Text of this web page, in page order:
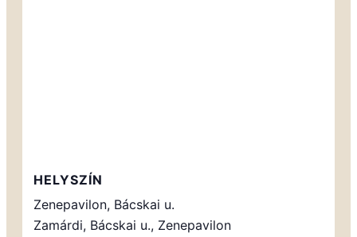
HELYSZÍN
Zenepavilon, Bácskai u.
Zamárdi, Bácskai u., Zenepavilon